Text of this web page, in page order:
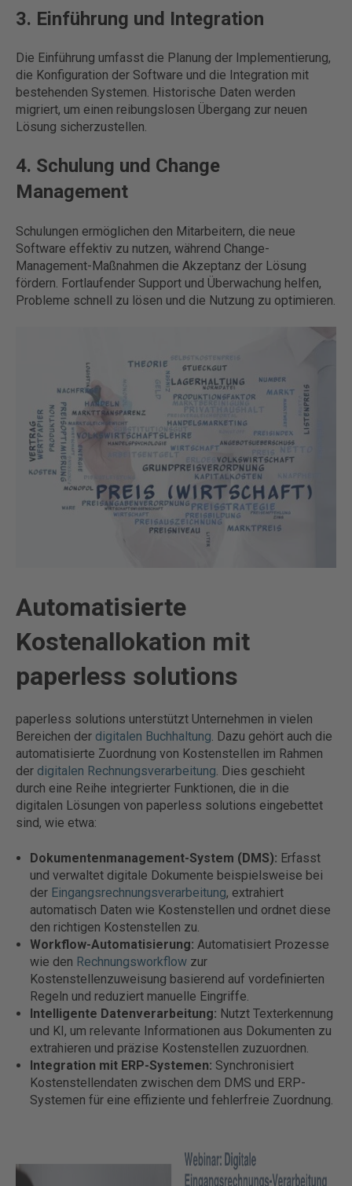
3. Einführung und Integration
Die Einführung umfasst die Planung der Implementierung,
die Konfiguration der Software und die Integration mit
bestehenden Systemen. Historische Daten werden
migriert, um einen reibungslosen Übergang zur neuen
Lösung sicherzustellen.
4. Schulung und Change
Management
Schulungen ermöglichen den Mitarbeitern, die neue
Software effektiv zu nutzen, während Change-
Management-Maßnahmen die Akzeptanz der Lösung
fördern. Fortlaufender Support und Überwachung helfen,
Probleme schnell zu lösen und die Nutzung zu optimieren.
Automatisierte
Kostenallokation mit
paperless solutions
paperless solutions unterstützt Unternehmen in vielen
Bereichen der digitalen Buchhaltung. Dazu gehört auch die
automatisierte Zuordnung von Kostenstellen im Rahmen
der digitalen Rechnungsverarbeitung. Dies geschieht
durch eine Reihe integrierter Funktionen, die in die
digitalen Lösungen von paperless solutions eingebettet
sind, wie etwa:
Dokumentenmanagement-System (DMS): Erfasst
und verwaltet digitale Dokumente beispielsweise bei
der Eingangsrechnungsverarbeitung, extrahiert
automatisch Daten wie Kostenstellen und ordnet diese
den richtigen Kostenstellen zu.
Workflow-Automatisierung: Automatisiert Prozesse
wie den Rechnungsworkflowzur
Kostenstellenzuweisung basierend auf vordefinierten
Regeln und reduziert manuelle Eingriffe.
Intelligente Datenverarbeitung: Nutzt Texterkennung
und KI, um relevante Informationen aus Dokumenten zu
extrahieren und präzise Kostenstellen zuzuordnen.
Integration mit ERP-Systemen: Synchronisiert
Kostenstellendaten zwischen dem DMS und ERP-
Systemen für eine effiziente und fehlerfreie Zuordnung.